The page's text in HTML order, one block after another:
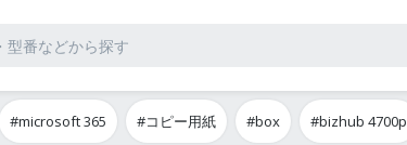
#microsoft 365 #コピー用紙 #box #bizhub 4700p